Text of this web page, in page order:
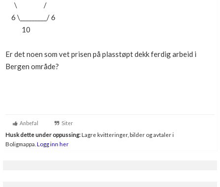
\ /
6 \_________/ 6
10
Er det noen som vet prisen på plasstøpt dekk ferdig arbeid i
Bergen område?
Anbefal Siter
Husk dette under oppussing:Lagre kvitteringer, bilder og avtaler i
Boligmappa. Logg inn her